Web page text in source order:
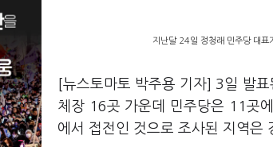
지난달 24일 정청래 민주당 대표
[뉴스토마토 박주용 기자] 3일 발
체장 16곳 가운데 민주당은 11곳
에서 접전인 것으로 조사된 지역은